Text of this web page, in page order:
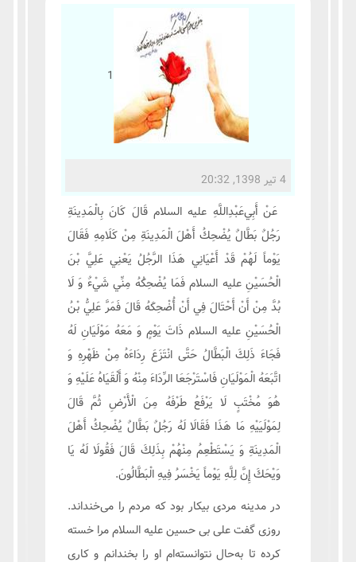
4 تیر 1398, 20:32
عَنْ أَبِي‌عَبْدِ‌اللَّهِ علیه السلام قَالَ كَانَ بِالْمَدِينَةِ
رَجُلٌ بَطَّالٌ يُضْحِكُ أَهْلَ الْمَدِينَةِ مِنْ كَلَامِهِ فَقَالَ
يَوْماً لَهُمْ قَدْ أَعْيَانِي هَذَا الرَّجُلُ يَعْنِي عَلِيَّ بْنَ
الْحُسَيْنِ علیه السلام فَمَا يُضْحِكُهُ مِنِّي شَيْ‏ءٌ وَ لَا
بُدَّ مِنْ أَنْ أَحْتَالَ فِي أَنْ أُضْحِكَهُ قَالَ فَمَرَّ عَلِيُّ بْنُ
الْحُسَيْنِ علیه السلام ذَاتَ يَوْمٍ وَ مَعَهُ مَوْلَيَانِ لَهُ
فَجَاءَ ذَلِكَ الْبَطَّالُ حَتَّى انْتَزَعَ رِدَاءَهُ مِنْ ظَهْرِهِ وَ
اتَّبَعَهُ الْمَوْلَيَانِ فَاسْتَرْجَعَا الرِّدَاءَ مِنْهُ وَ أَلْقَيَاهُ عَلَيْهِ وَ
هُوَ مُخْتَبٍ لَا يَرْفَعُ طَرْفَهُ مِنَ الْأَرْضِ ثُمَّ قَالَ
لِمَوْلَيَيْهِ مَا هَذَا فَقَالَا لَهُ رَجُلٌ بَطَّالٌ يُضْحِكُ أَهْلَ
الْمَدِينَةِ وَ يَسْتَطْعِمُ مِنْهُمْ بِذَلِكَ قَالَ فَقُولَا لَهُ يَا
وَيْحَكَ إِنَّ لِلَّهِ يَوْماً يَخْسَرُ فِيهِ الْبَطَّالُونَ.
در مدینه مردی بیکار بود که مردم را می‌خنداند.
روزی گفت علی بی حسین علیه السلام مرا خسته
کرده تا به‌حال نتوانسته‌ام او را بخندانم و کاری